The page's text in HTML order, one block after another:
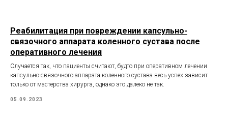
Реабилитация при повреждении капсульно-
связочного аппарата коленного сустава после
оперативного лечения
Случается так, что пациенты считают, будто при оперативном лечении
капсульно-связочного аппарата коленного сустава весь успех зависит
только от мастерства хирурга, однако это далеко не так.
05.09.2023